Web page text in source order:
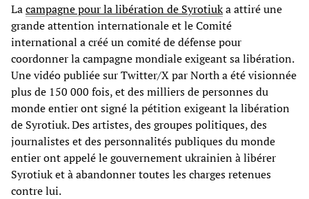
Lacampagne pour la libération de Syrotiuka attiré une
grande attention internationale et le Comité
international a créé un comité de défense pour
coordonner la campagne mondiale exigeant sa libération.
Une vidéo publiée sur Twitter/X par North a été visionnée
plus de 150 000 fois, et des milliers de personnes du
monde entier ont signé la pétition exigeant la libération
de Syrotiuk. Des artistes, des groupes politiques, des
journalistes et des personnalités publiques du monde
entier ont appelé le gouvernement ukrainien à libérer
Syrotiuk et à abandonner toutes les charges retenues
contre lui.